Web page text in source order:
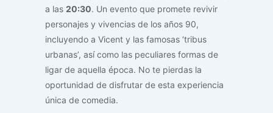
a las 20:30. Un evento que promete revivir
personajes y vivencias de los años 90,
incluyendo a Vicent y las famosas ‘tribus
urbanas’, así como las peculiares formas de
ligar de aquella época. No te pierdas la
oportunidad de disfrutar de esta experiencia
única de comedia.